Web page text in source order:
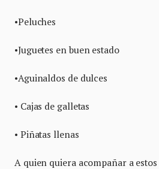
•Peluches
•Juguetes en buen estado
•Aguinaldos de dulces
• Cajas de galletas
• Piñatas llenas
A quien quiera acompañar a